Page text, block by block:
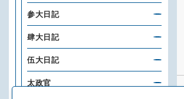
参大日記
肆大日記
伍大日記
太政官